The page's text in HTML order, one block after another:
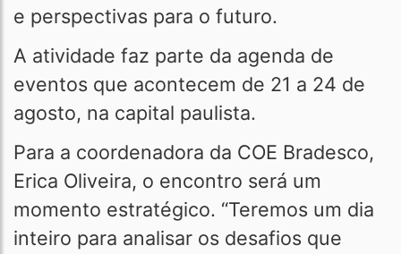
e perspectivas para o futuro.
A atividade faz parte da agenda de
eventos que acontecem de 21 a 24 de
agosto, na capital paulista.
Para a coordenadora da COE Bradesco,
Erica Oliveira, o encontro será um
momento estratégico. “Teremos um dia
inteiro para analisar os desafios que